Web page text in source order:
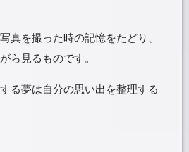
真を撮った時の記憶をたどり、
ら見るものです。
る夢は自分の思い出を整理する